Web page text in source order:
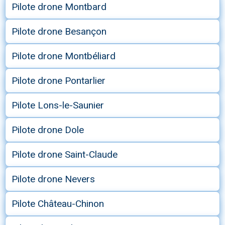
Pilote drone Montbard
Pilote drone Besançon
Pilote drone Montbéliard
Pilote drone Pontarlier
Pilote Lons-le-Saunier
Pilote drone Dole
Pilote drone Saint-Claude
Pilote drone Nevers
Pilote Château-Chinon